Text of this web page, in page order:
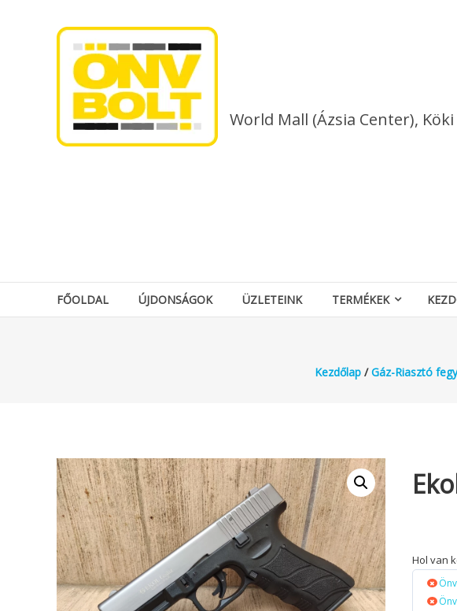
World Mall (Ázsia Center),
FŐOLDAL ÚJDONSÁGOK ÜZLETEINK TERMÉKEK
Kezdőlap /Gáz-Riasztó
Hol van